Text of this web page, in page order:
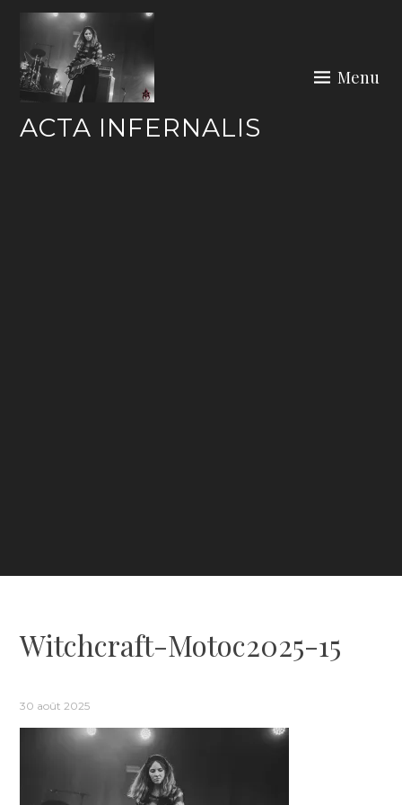
content
ACTA INFERNALIS
Menu
Witchcraft-Motoc2025-15
30 août 2025